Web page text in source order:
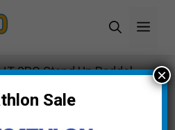
3PC Stand Up Paddel
Sale
×